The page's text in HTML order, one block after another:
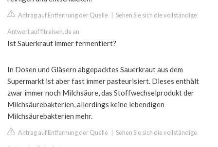
Antrag auf Entfernung der Quelle Sehen Sie sich die vollständige
Antwort auf fitreisen.de an
Ist Sauerkraut immer fermentiert?
In Dosen und Gläsern abgepacktes Sauerkraut aus dem
Supermarkt ist aber fast immer pasteurisiert. Dieses enthält
zwar immer noch Milchsäure, das Stoffwechselprodukt der
Milchsäurebakterien, allerdings keine lebendigen
Milchsäurebakterien mehr.
Antrag auf Entfernung der Quelle Sehen Sie sich die vollständige